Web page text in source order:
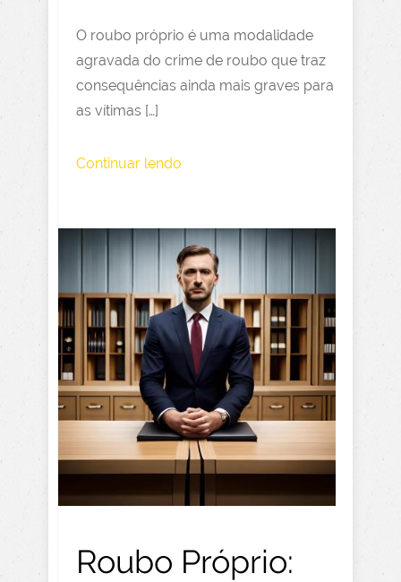
O roubo próprio é uma modalidade
agravada do crime de roubo que traz
consequências ainda mais graves para
as vítimas […]
Continuar lendo
Roubo Próprio: